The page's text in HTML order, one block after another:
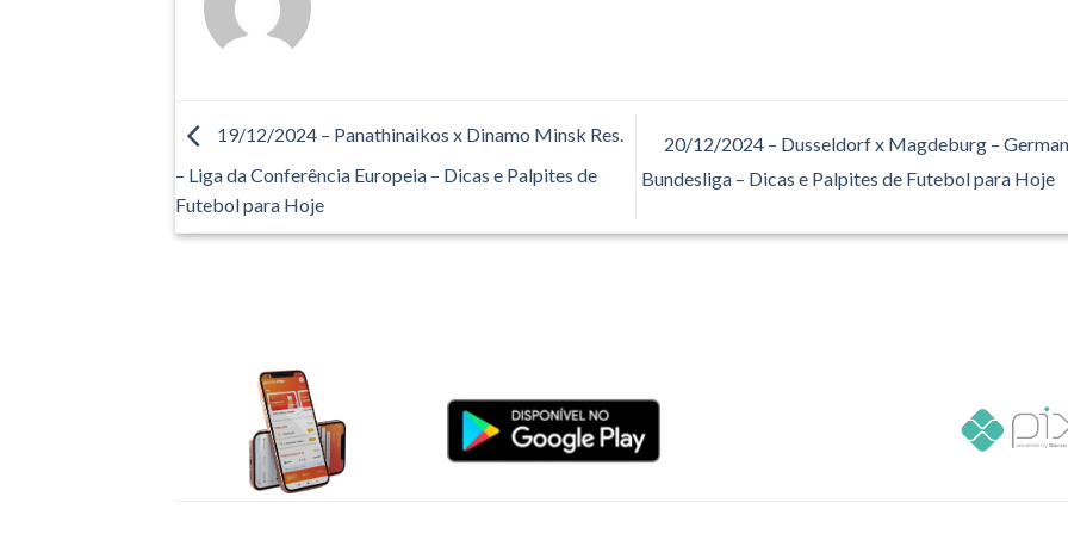
19/12/2024 – Panathinaikos x Dinamo Minsk Res.
– Liga da Conferência Europeia – Dicas e Palpites de
Futebol para Hoje
20/12/2024 – Dusseldorf x Magdeburg –
Bundesliga – Dicas e Palpites de Futebol para Hoje